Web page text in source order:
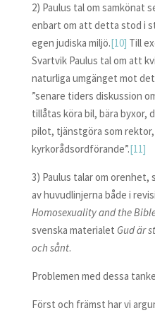
2) Paulus tal om samkönat
enbart om att detta stod i
egen judiska miljö.[10] Till
Svartvik Paulus tal om att
naturliga umgänget mot
”senare tiders diskussion
tillåtas köra bil, bära byxor,
pilot, tjänstgöra som
kyrkorådsordförande”.[11]
3) Paulus talar om orenhet,
av huvudlinjerna både i
Homosexuality and the
svenska materialet Gud är
och sånt.
Problemen med dessa
Först och främst har vi